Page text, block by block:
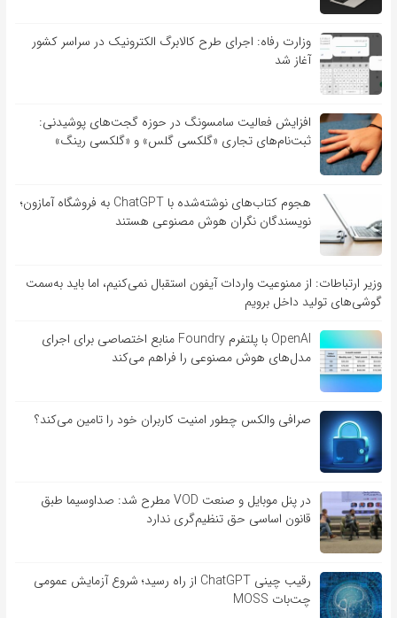
وزارت رفاه: اجرای طرح کالابرگ الکترونیک در سراسر کشور
آغاز شد
افزایش فعالیت سامسونگ در حوزه گجت‌های پوشیدنی:
ثبت‌نام‌های تجاری «گلکسی گلس» و «گلکسی رینگ»
هجوم کتاب‌های نوشته‌شده با ChatGPT به فروشگاه آمازون؛
نویسندگان نگران هوش مصنوعی هستند
وزیر ارتباطات: از ممنوعیت واردات آیفون استقبال نمی‌کنیم، اما باید به‌سمت
گوشی‌های تولید داخل برویم
OpenAI با پلتفرم Foundry منابع اختصاصی برای اجرای
مدل‌های هوش مصنوعی را فراهم می‌کند
صرافی والکس چطور امنیت کاربران خود را تامین می‌کند؟
در پنل موبایل و صنعت VOD مطرح شد: صداوسیما طبق
قانون اساسی حق تنظیم‌گری ندارد
رقیب چینی ChatGPT از راه رسید؛ شروع آزمایش عمومی
چت‌بات MOSS